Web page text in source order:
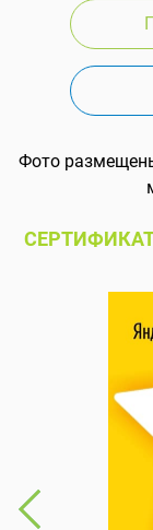
Фото